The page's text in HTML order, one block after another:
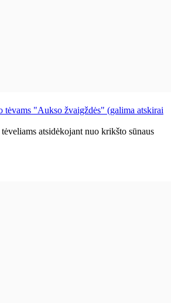
"Aukso žvaigždės" (galima atskirai
atsidėkojant nuo krikšto sūnaus